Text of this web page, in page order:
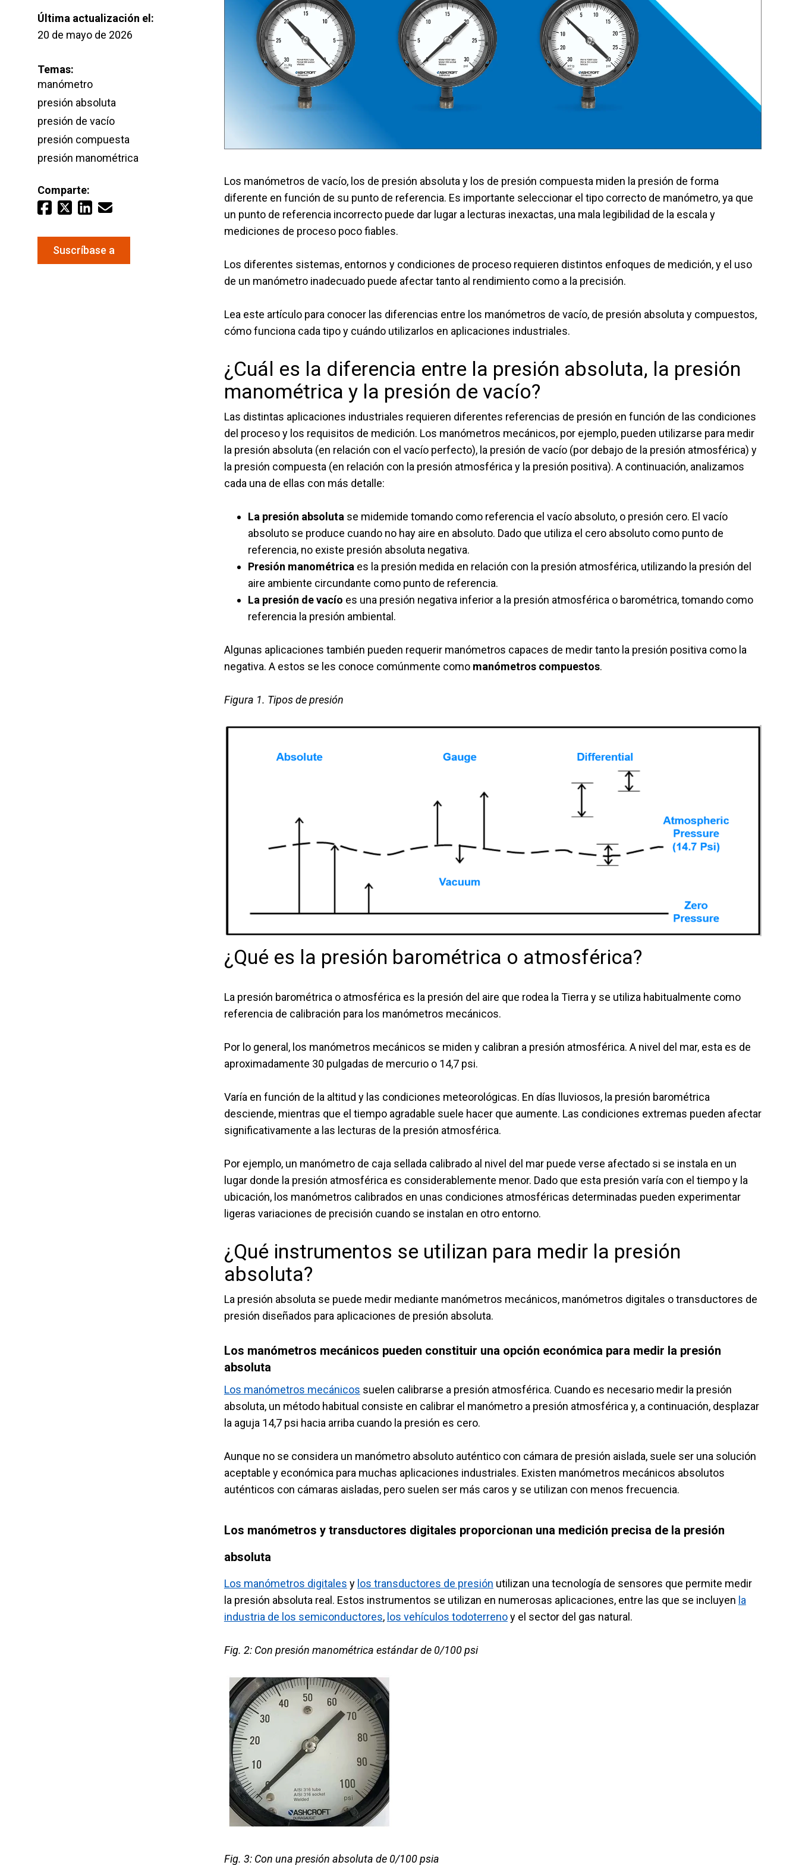
Mantenga sus equipos y procesos críticos en funcionamiento con
mediciones fiables de presión y temperatura.
Configurar el número de pieza del producto Solicitar presupuesto
Agua y aguas residuales
Última actualización el:
20 de mayo de 2026
Temas:
manómetro
presión absoluta
presión de vacío
presión compuesta
presión manométrica
Comparte:
Suscríbase a
Email*
Los manómetros de vacío, los de presión absoluta y los de presión compuesta miden la presión de forma
diferente en función de su punto de referencia. Es importante seleccionar el tipo correcto de manómetro, ya que
un punto de referencia incorrecto puede dar lugar a lecturas inexactas, una mala legibilidad de la escala y
mediciones de proceso poco fiables.
Los diferentes sistemas, entornos y condiciones de proceso requieren distintos enfoques de medición, y el uso
de un manómetro inadecuado puede afectar tanto al rendimiento como a la precisión.
Lea este artículo para conocer las diferencias entre los manómetros de vacío, de presión absoluta y compuestos,
cómo funciona cada tipo y cuándo utilizarlos en aplicaciones industriales.
¿Cuál es la diferencia entre la presión absoluta, la presión
manométrica y la presión de vacío?
Las distintas aplicaciones industriales requieren diferentes referencias de presión en función de las condiciones
del proceso y los requisitos de medición. Los manómetros mecánicos, por ejemplo, pueden utilizarse para medir
la presión absoluta (en relación con el vacío perfecto), la presión de vacío (por debajo de la presión atmosférica) y
la presión compuesta (en relación con la presión atmosférica y la presión positiva). A continuación, analizamos
cada una de ellas con más detalle:
La presión absoluta se midemide tomando como referencia el vacío absoluto, o presión cero. El vacío
absoluto se produce cuando no hay aire en absoluto. Dado que utiliza el cero absoluto como punto de
referencia, no existe presión absoluta negativa.
Presión manométrica es la presión medida en relación con la presión atmosférica, utilizando la presión del
aire ambiente circundante como punto de referencia.
La presión de vacío es una presión negativa inferior a la presión atmosférica o barométrica, tomando como
referencia la presión ambiental.
Algunas aplicaciones también pueden requerir manómetros capaces de medir tanto la presión positiva como la
negativa. A estos se les conoce comúnmente como manómetros compuestos.
Figura 1. Tipos de presión
¿Qué es la presión barométrica o atmosférica?
La presión barométrica o atmosférica es la presión del aire que rodea la Tierra y se utiliza habitualmente como
referencia de calibración para los manómetros mecánicos.
Por lo general, los manómetros mecánicos se miden y calibran a presión atmosférica. A nivel del mar, esta es de
aproximadamente 30 pulgadas de mercurio o 14,7 psi.
Varía en función de la altitud y las condiciones meteorológicas. En días lluviosos, la presión barométrica
desciende, mientras que el tiempo agradable suele hacer que aumente. Las condiciones extremas pueden afectar
significativamente a las lecturas de la presión atmosférica.
Por ejemplo, un manómetro de caja sellada calibrado al nivel del mar puede verse afectado si se instala en un
lugar donde la presión atmosférica es considerablemente menor. Dado que esta presión varía con el tiempo y la
ubicación, los manómetros calibrados en unas condiciones atmosféricas determinadas pueden experimentar
ligeras variaciones de precisión cuando se instalan en otro entorno.
¿Qué instrumentos se utilizan para medir la presión
absoluta?
La presión absoluta se puede medir mediante manómetros mecánicos, manómetros digitales o transductores de
presión diseñados para aplicaciones de presión absoluta.
Los manómetros mecánicos pueden constituir una opción económica para medir la presión
absoluta
Los manómetros mecánicos suelen calibrarse a presión atmosférica. Cuando es necesario medir la presión
absoluta, un método habitual consiste en calibrar el manómetro a presión atmosférica y, a continuación, desplazar
la aguja 14,7 psi hacia arriba cuando la presión es cero.
Aunque no se considera un manómetro absoluto auténtico con cámara de presión aislada, suele ser una solución
aceptable y económica para muchas aplicaciones industriales. Existen manómetros mecánicos absolutos
auténticos con cámaras aisladas, pero suelen ser más caros y se utilizan con menos frecuencia.
Los manómetros y transductores digitales proporcionan una medición precisa de la presión
absoluta
Los manómetros digitales y los transductores de presión utilizan una tecnología de sensores que permite medir
la presión absoluta real. Estos instrumentos se utilizan en numerosas aplicaciones, entre las que se incluyen la
industria de los semiconductores, los vehículos todoterrenoy el sector del gas natural.
Fig. 2: Con presión manométrica estándar de 0/100 psi
Fig. 3: Con una presión absoluta de 0/100 psia